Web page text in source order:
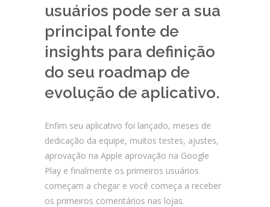
usuários pode ser a sua
principal fonte de
insights para definição
do seu roadmap de
evolução de aplicativo.
Enfim seu aplicativo foi lançado, meses de
dedicação da equipe, muitos testes, ajustes,
aprovação na Apple aprovação na Google
Play e finalmente os primeiros usuários
começam a chegar e você começa a receber
os primeiros comentários nas lojas.